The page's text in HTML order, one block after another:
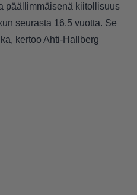
päällimmäisenä kiitollisuus
seurasta 16.5 vuotta. Se
kertoo Ahti-Hallberg